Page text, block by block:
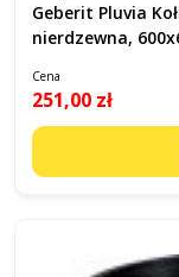
Geberit Pluvia
nierdzewna,
Cena
251,00 zł